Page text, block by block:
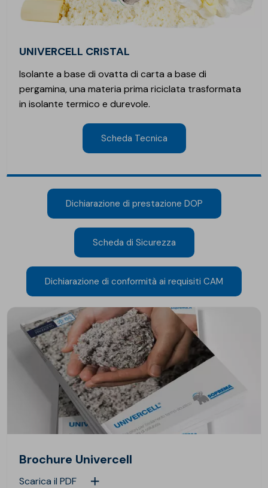
UNIVERCELL CRISTAL
Isolante a base di ovatta di carta a base di
pergamina, una materia prima riciclata trasformata
in isolante termico e durevole.
Scheda Tecnica
Dichiarazione di prestazione DOP
Scheda di Sicurezza
Dichiarazione di conformità ai requisiti CAM
Brochure Univercell
Scarica il PDF